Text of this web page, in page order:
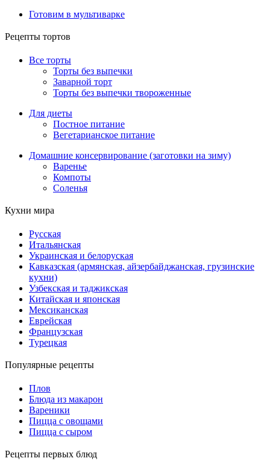
Готовим в мультиварке
Рецепты тортов
Все торты
Торты без выпечки
Заварной торт
Торты без выпечки твороженные
Для диеты
Постное питание
Вегетарианское питание
Домашние консервирование (заготовки на зиму)
Варенье
Компоты
Соленья
Кухни мира
Русская
Итальянская
Украинская и белоруская
Кавказская (армянская, айзербайджанская, грузинские
кухни)
Узбекская и таджикская
Китайская и японская
Мексиканская
Еврейская
Французская
Турецкая
Популярные рецепты
Плов
Блюда из макарон
Вареники
Пицца с овощами
Пицца с сыром
Рецепты первых блюд